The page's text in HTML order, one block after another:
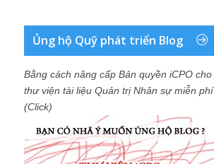
Ủng hộ Quỹ phát triển Blog
Bằng cách nâng cấp Bản quyền iCPO cho
thư viện tài liệu Quản trị Nhân sự miễn phí
(Click)